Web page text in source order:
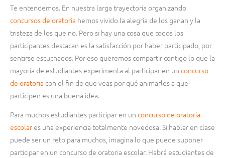
Te entendemos. En nuestra larga trayectoria organizando
concursos de oratoria hemos vivido la alegría de los ganan y la
tristeza de los que no. Pero si hay una cosa que todos los
participantes destacan es la satisfacción por haber participado, por
sentirse escuchados. Por eso queremos compartir contigo lo que la
mayoría de estudiantes experimenta al participar en un concurso
de oratoria con el fin de que veas por qué animarles a que
participen es una buena idea.
Para muchos estudiantes participar en un concurso de oratoria
escolares una experiencia totalmente novedosa. Si hablar en clase
puede ser un reto para muchos, imagina lo que puede suponer
participar en un concurso de oratoria escolar. Habrá estudiantes de